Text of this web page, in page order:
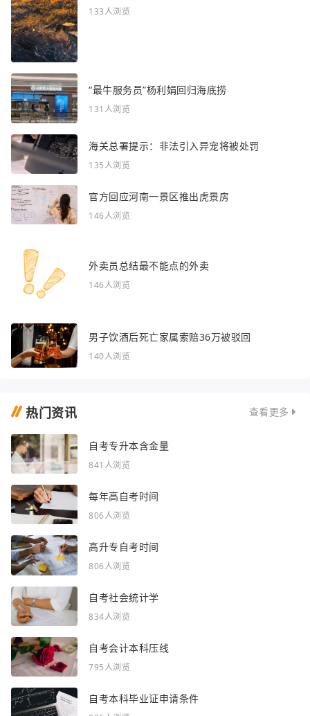
133人浏览
“最牛服务员”杨利娟回归海底捞
131人浏览
海关总署提示：非法引入异宠将被处罚
135人浏览
官方回应河南一景区推出虎景房
146人浏览
外卖员总结最不能点的外卖
146人浏览
男子饮酒后死亡家属索赔36万被驳回
140人浏览
热门资讯 查看更多
自考专升本含金量
841人浏览
每年高自考时间
806人浏览
高升专自考时间
806人浏览
自考社会统计学
834人浏览
自考会计本科压线
795人浏览
自考本科毕业证申请条件